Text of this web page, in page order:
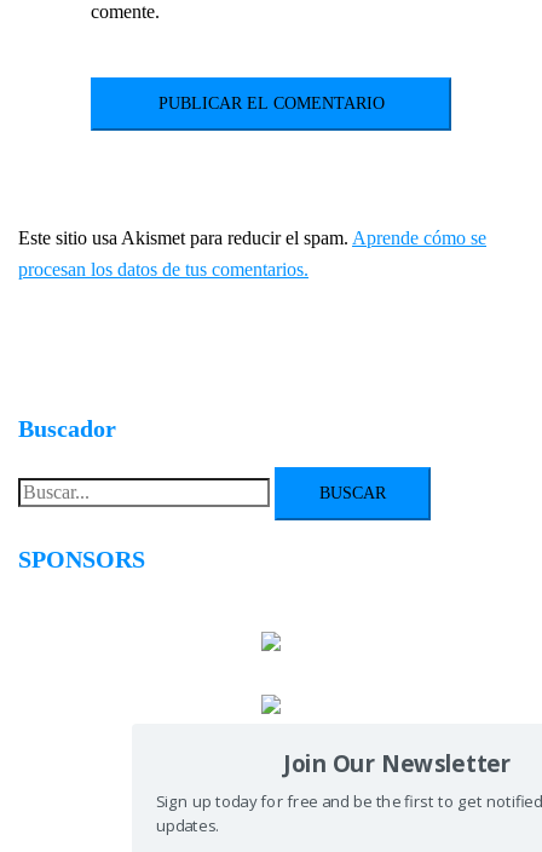
comente.
Este sitio usa Akismet para reducir el spam. Aprende cómo se
procesan los datos de tus comentarios.
Buscador
Buscar:
SPONSORS
Join Our Newsletter
Sign up today for free and be the first to get
updates.